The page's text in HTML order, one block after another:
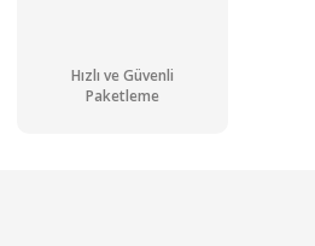
Hızlı ve Güvenli
Paketleme